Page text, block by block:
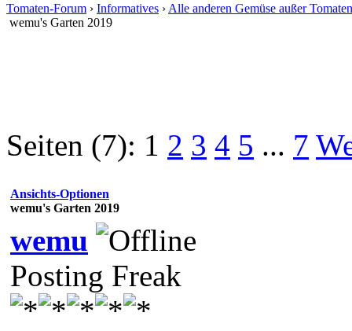
Tomaten-Forum › Informatives › Alle anderen Gemüse außer Tomaten
wemu's Garten 2019
Seiten (7): 1 2 3 4 5 ... 7
Ansichts-Optionen
wemu's Garten 2019
wemu
Posting Freak